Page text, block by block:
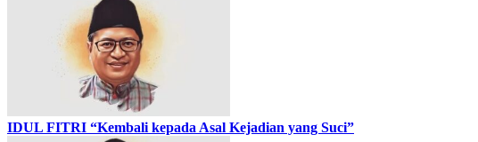
IDUL FITRI “Kembali kepada Asal Kejadian yang Suci”